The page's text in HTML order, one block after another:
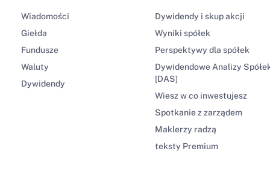
Wiadomości
Giełda
Fundusze
Waluty
Dywidendy
Dywidendy i skup akcji
Wyniki spółek
Perspektywy dla spółek
Dywidendowe Analizy
[DAS]
Wiesz w co inwestujesz
Spotkanie z zarządem
Maklerzy radzą
teksty Premium